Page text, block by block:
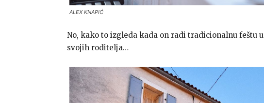
ALEX KNAPIĆ
No, kako to izgleda kada on radi tradicionalnu feštu
svojih roditelja…